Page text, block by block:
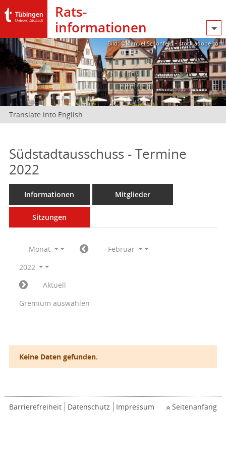
Rats­
informationen
Bild: @Manuel Schönfeld – stock.adobe.com
Translate into English
Südstadtausschuss - Termine
2022
Informationen Mitglieder
Sitzungen
Monat
Februar
2022
Aktuell
Gremium auswählen
Keine Daten gefunden.
Barrierefreiheit Datenschutz Impressum Seitenanfang